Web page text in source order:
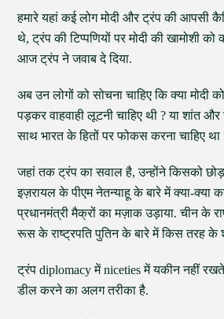
हमारे यहां कई लोग मोदी और ट्रंप की आपसी
थे, ट्रंप की टिप्पणियों पर मोदी की खामोशी
आज ट्रंप ने जवाब दे दिया.
अब उन लोगों को सोचना चाहिए कि क्या
पड़कर वाहवाही लूटनी चाहिए थी ? या शांत
साथ भारत के हितों पर फोकस करना चाहिए था
जहां तक ट्रंप का सवाल है, उन्होंने किसको
इज़रायल के पीएम नेतन्याहू के बारे में क्या-क्या
प्रधानमंत्री मैक्रों का मज़ाक उड़ाया. चीन के
रूस के राष्ट्रपति पुतिन के बारे में किस तरह के
ट्रंप diplomacy में niceties में यकीन नहीं
डील करने का अलग तरीका है.